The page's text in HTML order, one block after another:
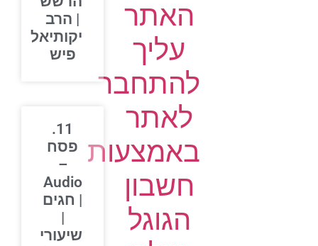
האתר
עליך
להתחבר
לאתר
באמצעות
חשבון
הגוגל
| הרב
יקותיאל
פיש
11.
פסח
Audio
| חגים
שיעורי